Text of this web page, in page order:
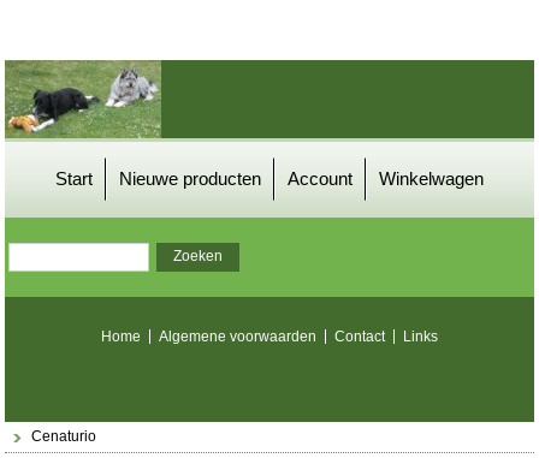
Start Nieuwe producten Account Winkelwagen
Home Algemene voorwaarden Contact Links
Cenaturio